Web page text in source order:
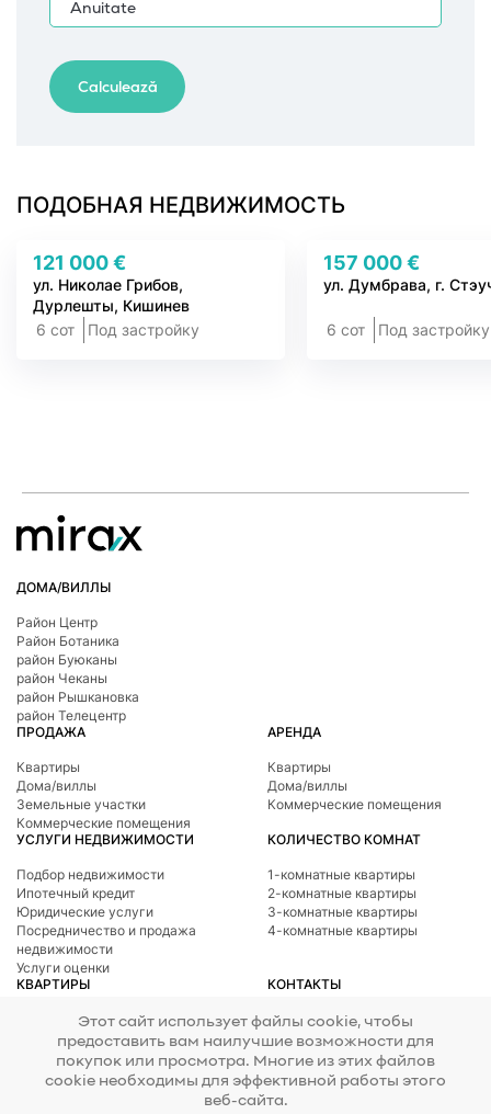
ПОДОБНАЯ НЕДВИЖИМОСТЬ
121 000 €
ул. Николае Грибов,
Дурлешты, Кишинев
6 сот
Под застройку
157 000 €
ул. Думбрава, г.
6 сот Под застройку
ДОМА/ВИЛЛЫ
Район Центр
Район Ботаникa
район Буюканы
район Чеканы
район Рышкановка
район Телецентр
ПРОДАЖА
Квартиры
Дома/виллы
Земельные участки
Коммерческие помещения
АРЕНДА
Квартиры
Дома/виллы
Коммерческие помещения
УСЛУГИ НЕДВИЖИМОСТИ
Подбор недвижимости
Ипотечный кредит
Юридические услуги
Посредничество и продажа
недвижимости
Услуги оценки
КОЛИЧЕСТВО КОМНАТ
1-комнатные квартиры
2-комнатные квартиры
3-комнатные квартиры
4-комнатные квартиры
КВАРТИРЫ
Район Ботаникa
район Буюканы
район Центр
район Чеканы
КОНТАКТЫ
Телефон 078 277 717
ул. Тигина, 24
E-mail
office@mirax.md
Этот сайт использует файлы cookie, чтобы
предоставить вам наилучшие возможности для
покупок или просмотра. Многие из этих файлов
cookie необходимы для эффективной работы этого
веб-сайта.